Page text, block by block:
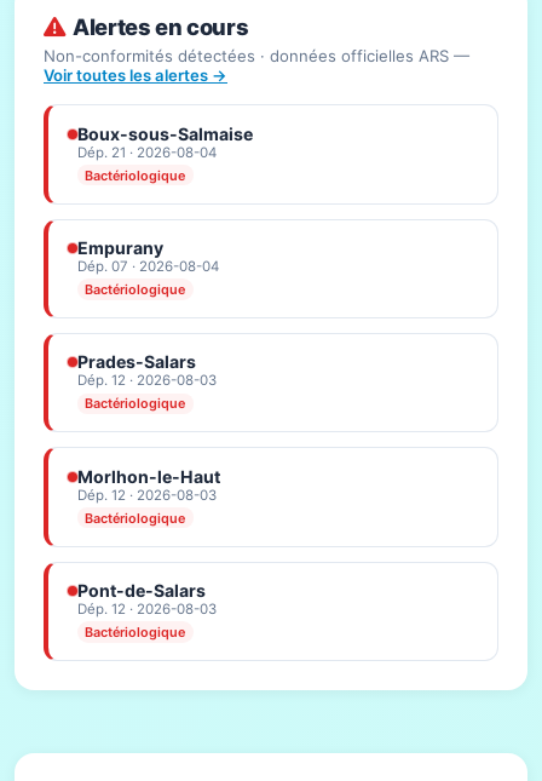
Alertes en cours
Non-conformités détectées · données officielles ARS —
Voir toutes les alertes →
Boux-sous-Salmaise
Dép. 21 · 2026-08-04
Bactériologique
Empurany
Dép. 07 · 2026-08-04
Bactériologique
Prades-Salars
Dép. 12 · 2026-08-03
Bactériologique
Morlhon-le-Haut
Dép. 12 · 2026-08-03
Bactériologique
Pont-de-Salars
Dép. 12 · 2026-08-03
Bactériologique